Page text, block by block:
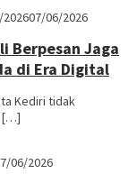
07/06/2026
Berpesan Jaga
di Era Digital
Kediri tidak
[…]
06/2026